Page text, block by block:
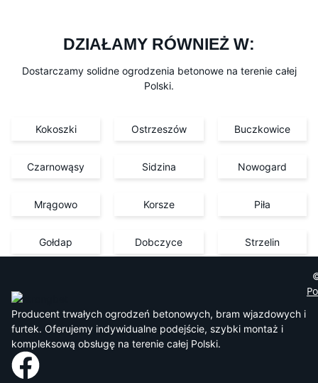
DZIAŁAMY RÓWNIEŻ W:
Dostarczamy solidne ogrodzenia betonowe na terenie całej
Polski.
Kokoszki Ostrzeszów Buczkowice
Czarnowąsy Sidzina Nowogard
Mrągowo Korsze Piła
Gołdap Dobczyce Strzelin
Producent trwałych ogrodzeń betonowych, bram wjazdowych i
furtek. Oferujemy indywidualne podejście, szybki montaż i
kompleksową obsługę na terenie całej Polski.